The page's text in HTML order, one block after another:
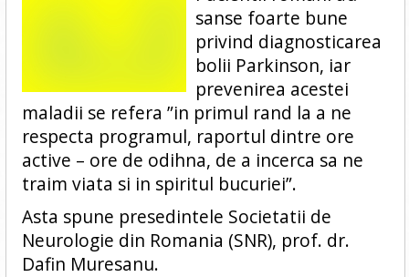
sanse foarte bune
privind diagnosticarea
bolii Parkinson, iar
prevenirea acestei
maladii se refera ”in primul rand la a ne
respecta programul, raportul dintre ore
active – ore de odihna, de a incerca sa ne
traim viata si in spiritul bucuriei”.
Asta spune presedintele Societatii de
Neurologie din Romania (SNR), prof. dr.
Dafin Muresanu.